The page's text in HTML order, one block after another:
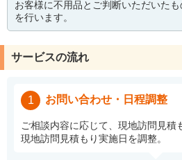
お客様に不用品とご判断いただいた
を行います。
サービスの流れ
1 お問い合わせ・日程調整
ご相談内容に応じて、現地訪問見積
現地訪問見積もり実施日を調整。